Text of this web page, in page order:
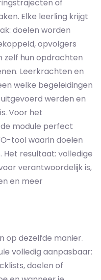
of
Elke leerling krijgt
doelen worden
opvolgers
zelf hun opdrachten
Leerkrachten en
welke begeleidingen
werden en
Voor het
module perfect
tool waarin doelen
resultaat: volledige
verantwoordelijk is,
en meer
op dezelfde manier.
volledig aanpasbaar:
doelen of